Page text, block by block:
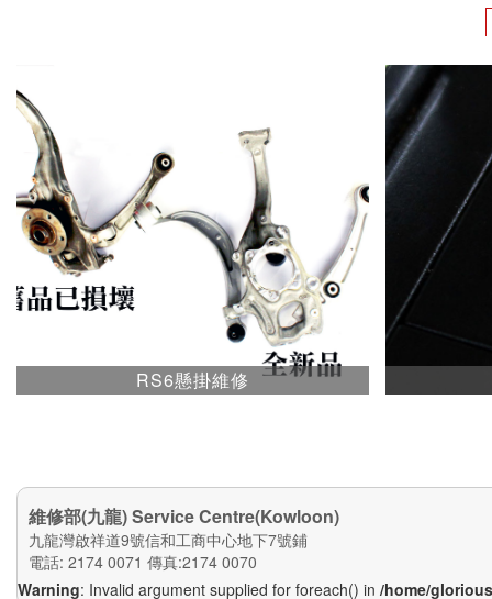
RS6懸掛維修
維修部(九龍) Service Centre(Kowloon)
九龍灣啟祥道9號信和工商中心地下7號鋪
電話: 2174 0071 傳真:2174 0070
Warning: Invalid argument supplied for foreach() in /home/